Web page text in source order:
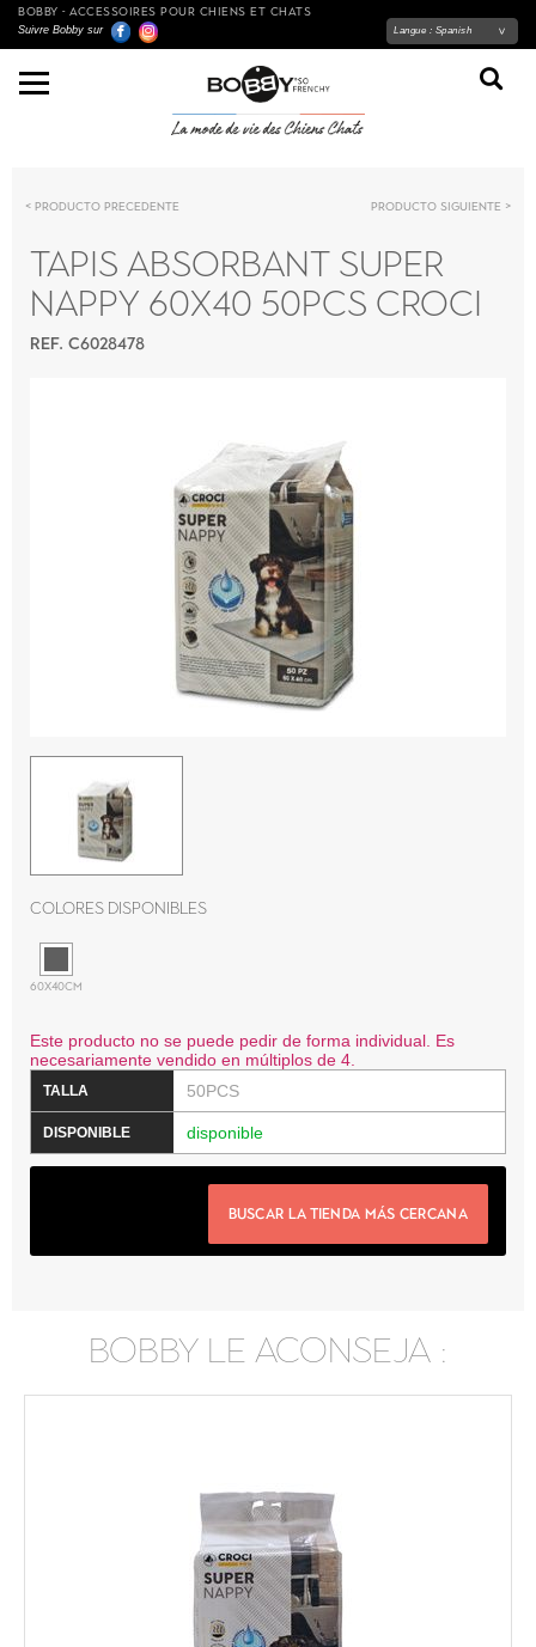
BOBBY - ACCESSOIRES POUR CHIENS ET CHATS
Suivre Bobby sur Langue : Spanish
Producto precedente Producto siguiente
TAPIS ABSORBANT SUPER
NAPPY 60X40 50PCS CROCI
REF. C6028478
Colores disponibles
60X40CM
Este producto no se puede pedir de forma individual. Es
necesariamente vendido en múltiplos de 4.
50PCS
disponible
BUSCAR LA TIENDA MÁS CERCANA
BOBBY LE ACONSEJA :